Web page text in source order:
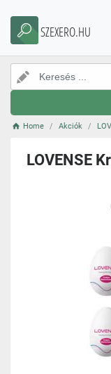
SZEXERO.HU
Home Akciók
LOVENSE